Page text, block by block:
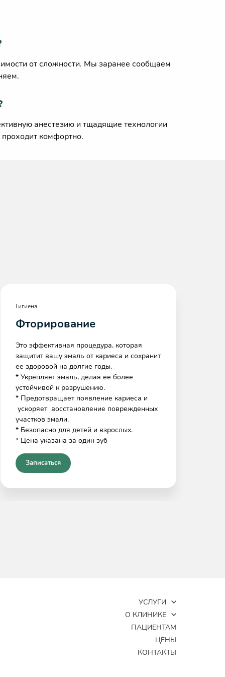
от сложности. Мы заранее сообщаем
анестезию и тщадящие технологии
комфортно.
Гигиена
Фторирование
Это эффективная процедура, которая
защитит вашу эмаль от кариеса и сохранит
ее здоровой на долгие годы.
* Укрепляет эмаль, делая ее более
устойчивой к разрушению.
* Предотвращает появление кариеса и
ускоряет восстановление поврежденных
участков эмали.
* Безопасно для детей и взрослых.
* Цена указана за один зуб
Записаться
УСЛУГИ
О КЛИНИКЕ
ПАЦИЕНТАМ
ЦЕНЫ
КОНТАКТЫ